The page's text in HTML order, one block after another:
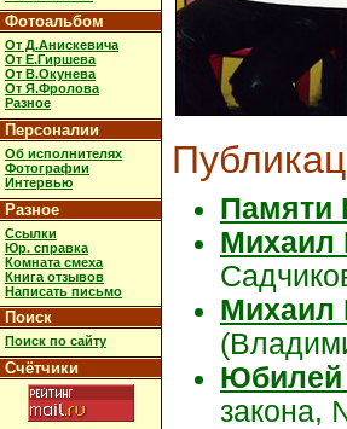
Фотоальбом
От Д.Анискевича
От Е.Гиршева
От В.Окунева
От Я.Фролова
Разное
Персоналии
Об исполнителях
Фотографии
Интервью
Разное
Ссылки
Юр. справка
Комната смеха
Книга отзывов
Написать письмо
Поиск
Поиск по сайту
Счётчики
Памяти
Михаил
Михаил
Юбилей
закона,